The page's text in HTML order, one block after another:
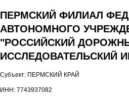
ПЕРМСКИЙ ФИЛИАЛ
АВТОНОМНОГО
"РОССИЙСКИЙ
ИССЛЕДОВАТЕЛЬСКИЙ
Субъект: ПЕРМСКИЙ КРАЙ
ИНН: 7743937082